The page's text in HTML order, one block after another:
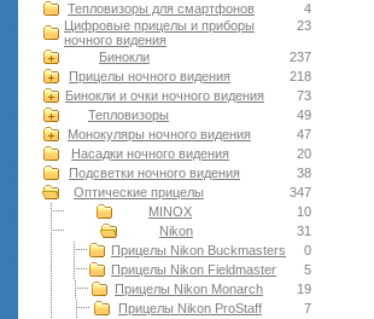
4
Тепловизоры для смартфонов
23
Цифровые прицелы и приборы
ночного видения
237
Бинокли
218
Прицелы ночного видения
73
Бинокли и очки ночного видения
49
Тепловизоры
47
Монокуляры ночного видения
20
Насадки ночного видения
38
Подсветки ночного видения
347
Оптические прицелы
10
MINOX
31
Nikon
0
Прицелы Nikon Buckmasters
5
Прицелы Nikon Fieldmaster
19
Прицелы Nikon Monarch
7
Прицелы Nikon ProStaff